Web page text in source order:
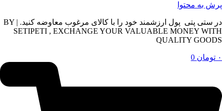
پرش به محتوا
در ستی پتی پول ارزشمند خود را با کالای مرغوب معاوضه کنید. | BY
SETIPETI , EXCHANGE YOUR VALUABLE MONEY WITH
QUALITY GOODS
۰ تومان 0